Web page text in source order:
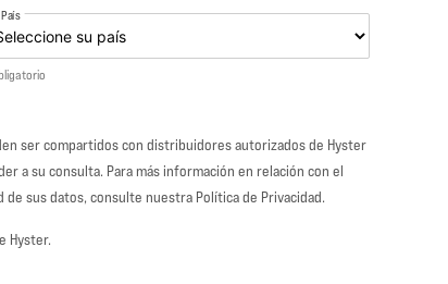
País
ser compartidos con distribuidores autorizados de Hyster
a su consulta. Para más información en relación con el
sus datos, consulte nuestra Política de Privacidad.
Hyster.